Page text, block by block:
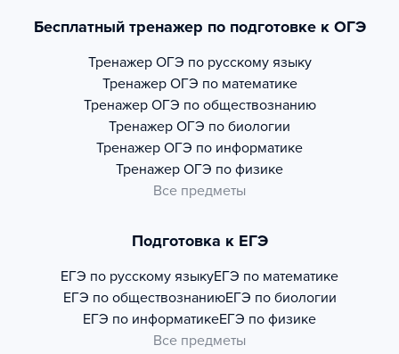
Бесплатный тренажер по подготовке к ОГЭ
Тренажер ОГЭ по русскому языку
Тренажер ОГЭ по математике
Тренажер ОГЭ по обществознанию
Тренажер ОГЭ по биологии
Тренажер ОГЭ по информатике
Тренажер ОГЭ по физике
Все предметы
Подготовка к ЕГЭ
ЕГЭ по русскому языкуЕГЭ по математике
ЕГЭ по обществознаниюЕГЭ по биологии
ЕГЭ по информатикеЕГЭ по физике
Все предметы